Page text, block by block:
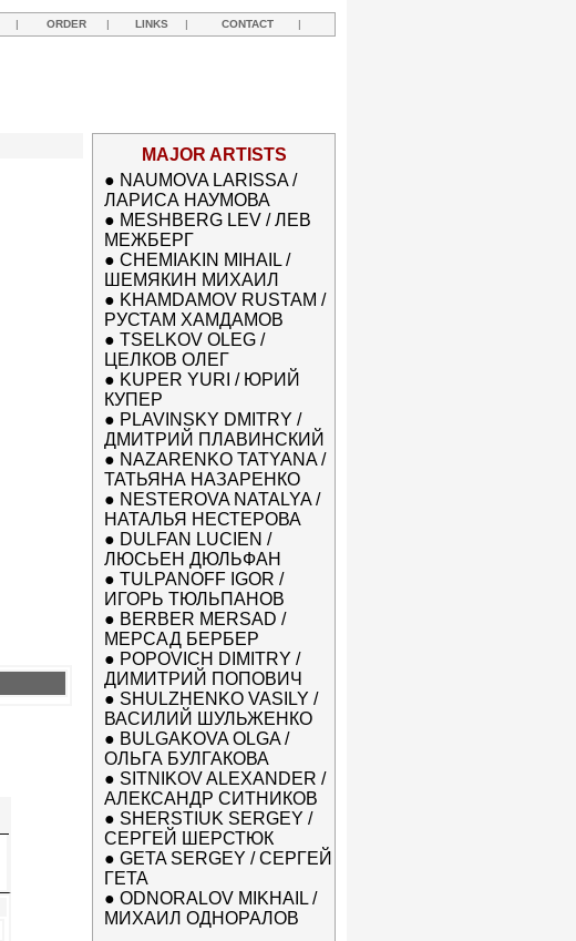
| ORDER | LINKS | CONTACT |
MAJOR ARTISTS
● NAUMOVA LARISSA /
ЛАРИСА НАУМОВА
● MESHBERG LEV / ЛЕВ
МЕЖБЕРГ
● CHEMIAKIN MIHAIL /
ШЕМЯКИН МИХАИЛ
● KHAMDAMOV RUSTAM /
РУСТАМ ХАМДАМОВ
● TSELKOV OLEG /
ЦЕЛКОВ ОЛЕГ
● KUPER YURI / ЮРИЙ
КУПЕР
● PLAVINSKY DMITRY /
ДМИТРИЙ ПЛАВИНСКИЙ
● NAZARENKO TATYANA /
ТАТЬЯНА НАЗАРЕНКО
● NESTEROVA NATALYA /
НАТАЛЬЯ НЕСТЕРОВА
● DULFAN LUCIEN /
ЛЮСЬЕН ДЮЛЬФАН
● TULPANOFF IGOR /
ИГОРЬ ТЮЛЬПАНОВ
● BERBER MERSAD /
МЕРСАД БЕРБЕР
● POPOVICH DIMITRY /
ДИМИТРИЙ ПОПОВИЧ
● SHULZHENKO VASILY /
ВАСИЛИЙ ШУЛЬЖЕНКО
● BULGAKOVA OLGA /
ОЛЬГА БУЛГАКОВА
● SITNIKOV ALEXANDER /
АЛЕКСАНДР СИТНИКОВ
● SHERSTIUK SERGEY /
СЕРГЕЙ ШЕРСТЮК
● GETA SERGEY / СЕРГЕЙ
ГЕТА
● ODNORALOV MIKHAIL /
МИХАИЛ ОДНОРАЛОВ